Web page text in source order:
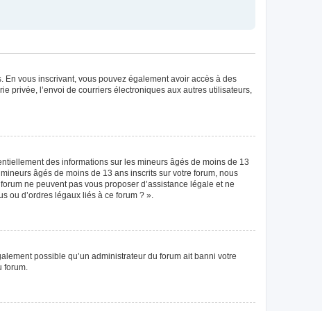
vous inscrivant, vous pouvez également avoir accès à des
privée, l’envoi de courriers électroniques aux autres utilisateurs,
des informations sur les mineurs âgés de moins de 13
âgés de moins de 13 ans inscrits sur votre forum, nous
ne peuvent pas vous proposer d’assistance légale et ne
ou d’ordres légaux liés à ce forum ? ».
possible qu’un administrateur du forum ait banni votre
forum.